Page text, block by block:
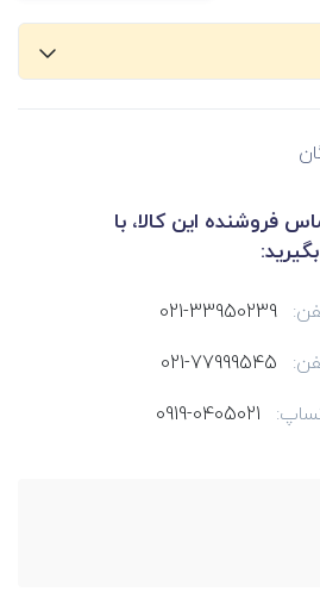
فروشنده این کالا، با
021-33950239
021-77999545
0919-0405021